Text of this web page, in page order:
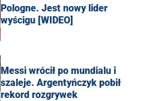
Pologne. Jest nowy lider
wyścigu [WIDEO]
Messi wrócił po mundialu i
szaleje. Argentyńczyk pobił
rekord rozgrywek